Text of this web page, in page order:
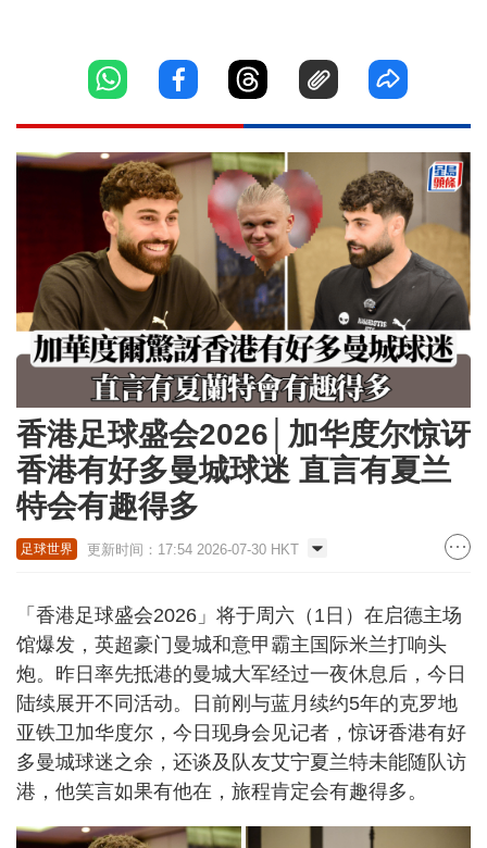
香港足球盛会2026│加华度尔惊讶
香港有好多曼城球迷 直言有夏兰
特会有趣得多
足球世界 更新时间：17:54 2026-07-30 HKT
「香港足球盛会2026」将于周六（1日）在启德主场
馆爆发，英超豪门曼城和意甲霸主国际米兰打响头
炮。昨日率先抵港的曼城大军经过一夜休息后，今日
陆续展开不同活动。日前刚与蓝月续约5年的克罗地
亚铁卫加华度尔，今日现身会见记者，惊讶香港有好
多曼城球迷之余，还谈及队友艾宁夏兰特未能随队访
港，他笑言如果有他在，旅程肯定会有趣得多。